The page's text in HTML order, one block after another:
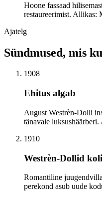
Hoone fassaad
restaureerimist. Allikas:
Ajatelg
Sündmused, mis
1908
Ehitus algab
August Westrèn-Dolli
tänavale
1910
Westrèn-Dollid
Romantiline
perekond asub uude